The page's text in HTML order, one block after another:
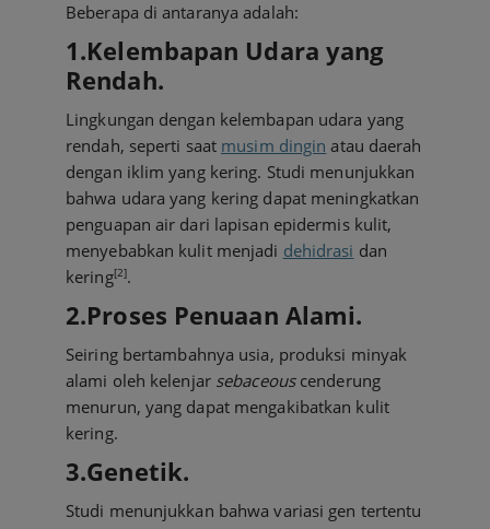
Beberapa di antaranya adalah:
1.Kelembapan Udara yang
Rendah.
Lingkungan dengan kelembapan udara yang
rendah, seperti saat musim dingin atau daerah
dengan iklim yang kering. Studi menunjukkan
bahwa udara yang kering dapat meningkatkan
penguapan air dari lapisan epidermis kulit,
menyebabkan kulit menjadi dehidrasi dan
kering[2].
2.Proses Penuaan Alami.
Seiring bertambahnya usia, produksi minyak
alami oleh kelenjar sebaceouscenderung
menurun, yang dapat mengakibatkan kulit
kering.
3.Genetik.
Studi menunjukkan bahwa variasi gen tertentu